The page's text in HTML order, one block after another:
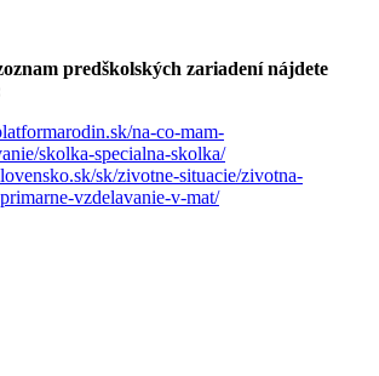
predškolských zariadení nájdete
na-co-mam-
skolka-specialna-skolka/
sk/zivotne-situacie/zivotna-
vzdelavanie-v-mat/